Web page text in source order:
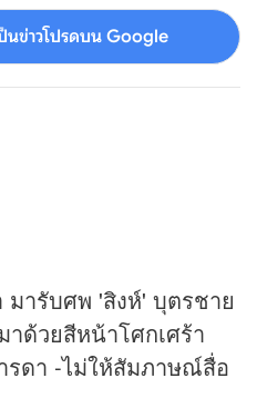
นข่าวโปรดบน Google
มารับศพ 'สิงห์' บุตรชาย
ด้วยสีหน้าโศกเศร้า
ดา -ไม่ให้สัมภาษณ์สื่อ